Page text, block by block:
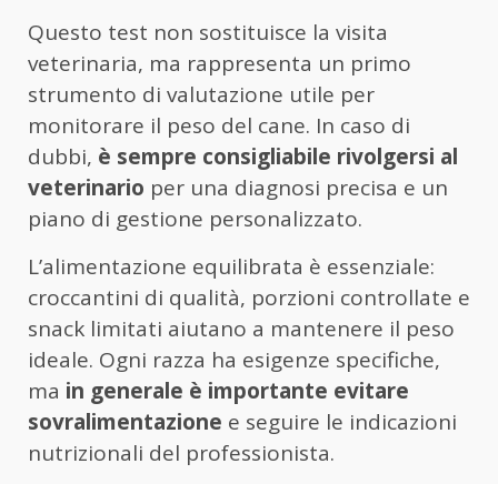
Questo test non sostituisce la visita
veterinaria, ma rappresenta un primo
strumento di valutazione utile per
monitorare il peso del cane. In caso di
dubbi, è sempre consigliabile rivolgersi al
veterinario per una diagnosi precisa e un
piano di gestione personalizzato.
L’alimentazione equilibrata è essenziale:
croccantini di qualità, porzioni controllate e
snack limitati aiutano a mantenere il peso
ideale. Ogni razza ha esigenze specifiche,
ma in generale è importante evitare
sovralimentazione e seguire le indicazioni
nutrizionali del professionista.